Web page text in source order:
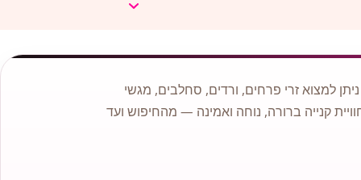
למצוא זרי פרחים, ורדים, סחלבים, מגשי
קנייה ברורה, נוחה ואמינה — מהחיפוש ועד